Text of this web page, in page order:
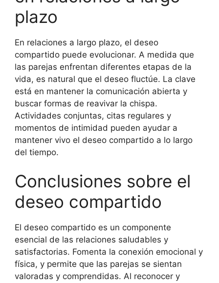
plazo
En relaciones a largo plazo, el deseo
compartido puede evolucionar. A medida que
las parejas enfrentan diferentes etapas de la
vida, es natural que el deseo fluctúe. La clave
está en mantener la comunicación abierta y
buscar formas de reavivar la chispa.
Actividades conjuntas, citas regulares y
momentos de intimidad pueden ayudar a
mantener vivo el deseo compartido a lo largo
del tiempo.
Conclusiones sobre el
deseo compartido
El deseo compartido es un componente
esencial de las relaciones saludables y
satisfactorias. Fomenta la conexión emocional y
física, y permite que las parejas se sientan
valoradas y comprendidas. Al reconocer y